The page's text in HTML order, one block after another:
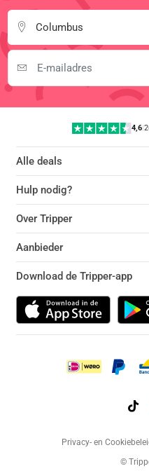
Columbus
4,6|
Alle deals
Hulp nodig?
Over Tripper
Aanbieder
Download de Tripper-app
Privacy- en
©